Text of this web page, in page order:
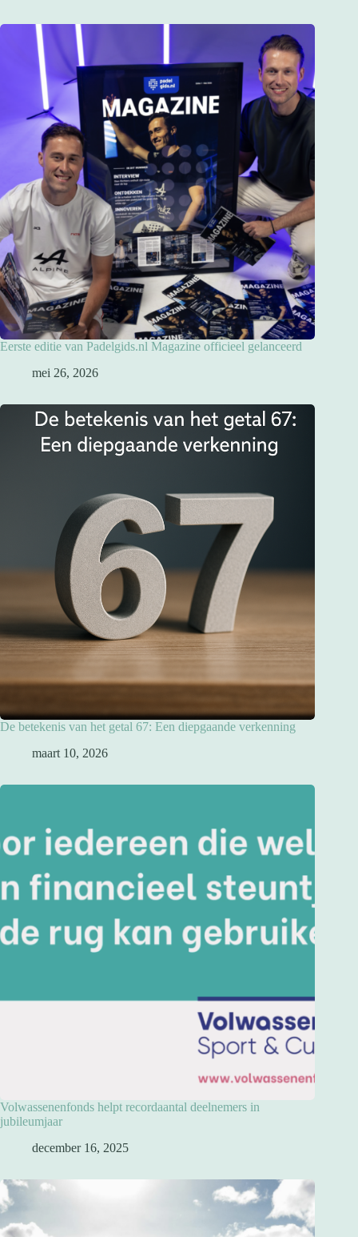
Eerste editie van Padelgids.nl Magazine officieel gelanceerd
mei 26, 2026
De betekenis van het getal 67: Een diepgaande verkenning
maart 10, 2026
Volwassenenfonds helpt recordaantal deelnemers in
jubileumjaar
december 16, 2025